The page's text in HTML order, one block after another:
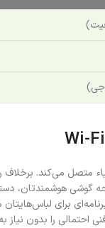
جی)
را بدون نیاز به